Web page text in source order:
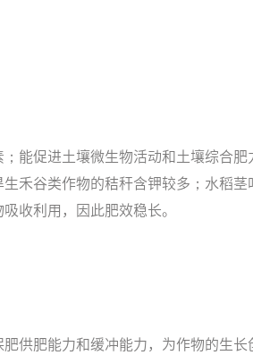
能促进土壤微生物活动和土壤综合肥
禾谷类作物的秸秆含钾较多；水稻茎
收利用，因此肥效稳长。
供肥能力和缓冲能力，为作物的生